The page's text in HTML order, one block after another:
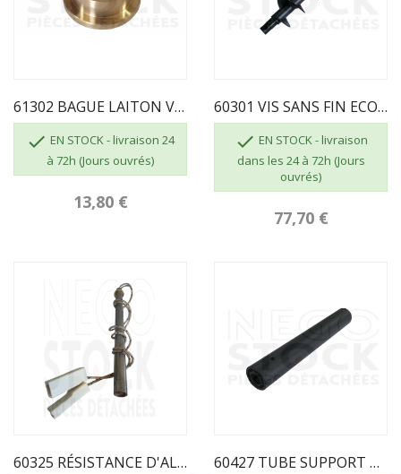
61302 BAGUE LAITON VIS SANS FIN
 EN STOCK - livraison 24
à 72h (Jours ouvrés)
13,80 €
60301 VIS SANS FIN ECO AIR VENUS
 EN STOCK - livraison
dans les 24 à 72h (Jours
ouvrés)
77,70 €
60325 RÉSISTANCE D'ALLUMAGE ECOFOREST... 60427 TUBE SUPPORT BOUGIE ECOFOREST